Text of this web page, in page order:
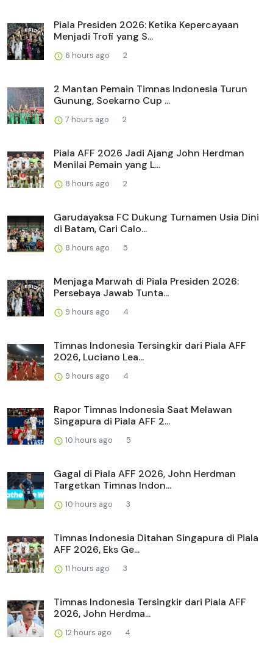
Piala Presiden 2026: Ketika Kepercayaan
Menjadi Trofi yang S...
6 hours ago 2
2 Mantan Pemain Timnas Indonesia Turun
Gunung, Soekarno Cup ...
7 hours ago 2
Piala AFF 2026 Jadi Ajang John Herdman
Menilai Pemain yang L...
8 hours ago 2
Garudayaksa FC Dukung Turnamen Usia Dini
di Batam, Cari Calo...
8 hours ago 5
Menjaga Marwah di Piala Presiden 2026:
Persebaya Jawab Tunta...
9 hours ago 4
Timnas Indonesia Tersingkir dari Piala AFF
2026, Luciano Lea...
9 hours ago 4
Rapor Timnas Indonesia Saat Melawan
Singapura di Piala AFF 2...
10 hours ago 5
Gagal di Piala AFF 2026, John Herdman
Targetkan Timnas Indon...
10 hours ago 3
Timnas Indonesia Ditahan Singapura di Piala
AFF 2026, Eks Ge...
11 hours ago 3
Timnas Indonesia Tersingkir dari Piala AFF
2026, John Herdma...
12 hours ago 4